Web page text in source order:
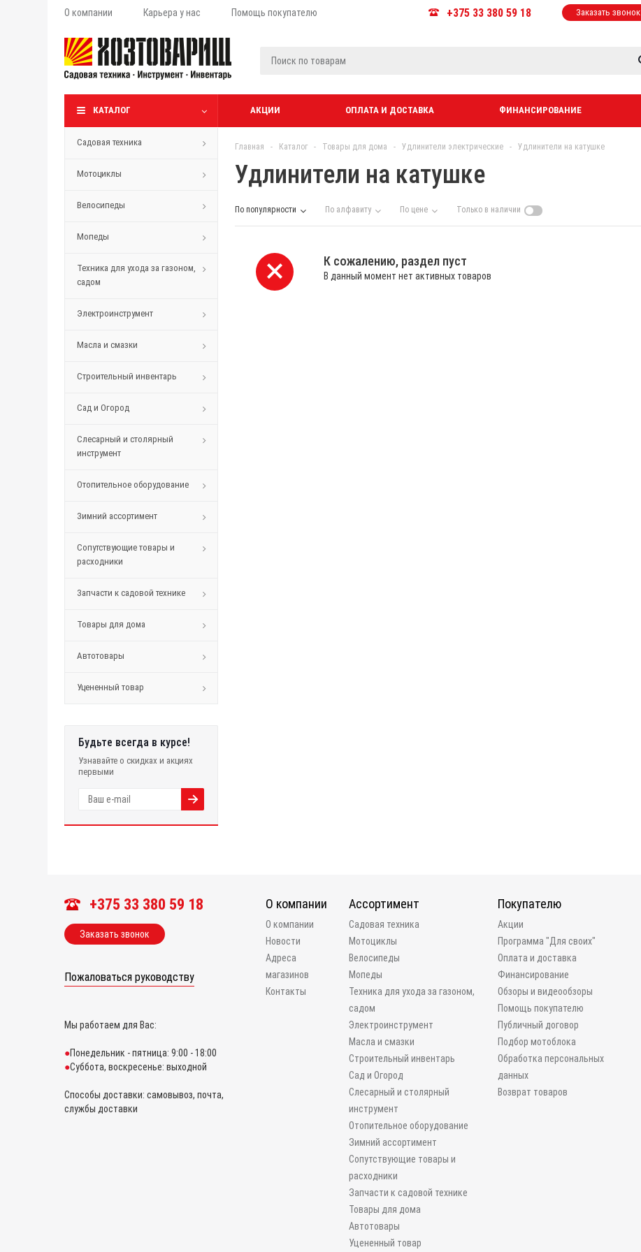
О компании Карьера у нас Помощь покупателю +375 33 380 59 18 Заказать звонок
КАТАЛОГ АКЦИИ ОПЛАТА И ДОСТАВКА ФИНАНСИРОВАНИЕ
Садовая техника
Мотоциклы
Велосипеды
Мопеды
Техника для ухода за газоном,
садом
Электроинструмент
Масла и смазки
Строительный инвентарь
Сад и Огород
Слесарный и столярный
инструмент
Отопительное оборудование
Зимний ассортимент
Сопутствующие товары и
расходники
Запчасти к садовой технике
Товары для дома
Автотовары
Уцененный товар
Будьте всегда в курсе!
Узнавайте о скидках и акциях
первыми
Главная - Каталог - Товары для дома - Удлинители электрические - Удлинители на катушке
Удлинители на катушке
По популярности По алфавиту По цене Только в наличии
К сожалению, раздел пуст
В данный момент нет активных товаров
+375 33 380 59 18
Заказать звонок
Пожаловаться руководству
Мы работаем для Вас:
Понедельник - пятница: 9:00 - 18:00
Суббота, воскресенье: выходной
Способы доставки: самовывоз, почта,
службы доставки
О компании
О компании
Новости
Адреса
магазинов
Контакты
Ассортимент
Садовая техника
Мотоциклы
Велосипеды
Мопеды
Техника для ухода за газоном,
садом
Электроинструмент
Масла и смазки
Строительный инвентарь
Сад и Огород
Слесарный и столярный
инструмент
Отопительное оборудование
Зимний ассортимент
Сопутствующие товары и
расходники
Запчасти к садовой технике
Товары для дома
Автотовары
Уцененный товар
Покупателю
Акции
Программа "Для своих"
Оплата и доставка
Финансирование
Обзоры и видеообзоры
Помощь покупателю
Публичный договор
Подбор мотоблока
Обработка персональных
данных
Возврат товаров